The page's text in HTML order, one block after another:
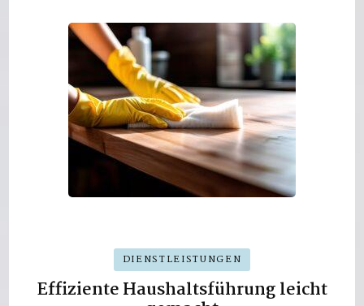
DIENSTLEISTUNGEN
Effiziente Haushaltsführung leicht